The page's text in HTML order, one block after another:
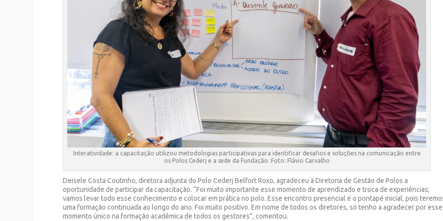
Interatividade: a capacitação utilizou metodologias participativas para identificar desafios e soluções na comunicação entre
os Polos Cederj e a sede da Fundação. Foto: Flávio Carvalho
Deisele Costa Coutinho, diretora adjunta do Polo Cederj Belfort Roxo, agradeceu à Diretoria de Gestão de Polos a
oportunidade de participar da capacitação. “Foi muito importante esse momento de aprendizado e troca de experiências;
vamos levar todo esse conhecimento e colocar em prática no polo. Esse encontro presencial é o pontapé inicial, pois
uma formação continuada ao longo do ano. Foi muito positivo. Em nome de todos os diretores, só tenho a agradecer por esse
momento único na formação acadêmica de todos os gestores”, comentou.